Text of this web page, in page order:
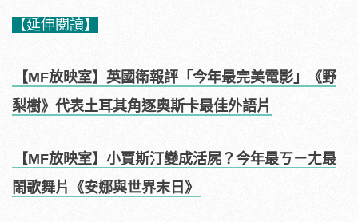
【延伸閱讀】
【MF放映室】英國衛報評「今年最完美電影」《野
梨樹》代表土耳其角逐奧斯卡最佳外語片
【MF放映室】小賈斯汀變成活屍？今年最ㄎㄧㄤ最
鬧歌舞片《安娜與世界末日》